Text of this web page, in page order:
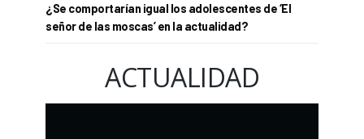
¿Se comportarían igual los adolescentes de ‘El
señor de las moscas’ en la actualidad?
ACTUALIDAD